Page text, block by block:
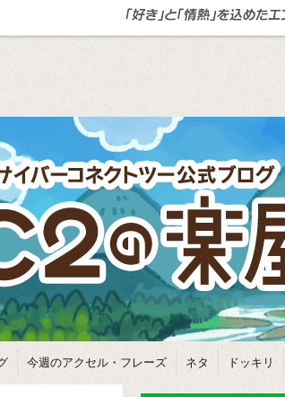
今週のアクセル・フレーズ ネタ ドッキリ